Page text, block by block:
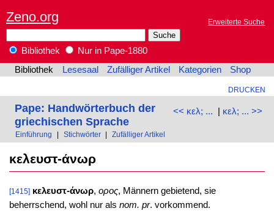
Zeno.org Erweiterte Suche
Bibliothek
Nur in Pape-1880
Bibliothek
Lesesaal Zufälliger Artikel Kategorien Shop
DRUCKEN
<< κελ; ... | κελ; ... >>
Pape: Handwörterbuch der
griechischen Sprache
Einführung Stichwörter Zufälliger Artikel
κελευστ-άνωρ
[1415] κελευστ-άνωρ, ορος, Männern gebietend, sie
beherrschend, wohl nur als nom. pr. vorkommend.